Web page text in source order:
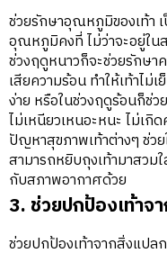
ช่วยรักษาอุณหภูมิของเท้า เ
อุณหภูมิคงที่ ไม่ว่าจะอยู่ใน
ช่วงฤดูหนาวก็จะช่วยรักษ
เสียความร้อน ทำให้เท้าไม่
ง่าย หรือในช่วงฤดูร้อนก็ช่ว
ไม่เหนียวเหนอะหนะ ไม่เ
ปัญหาสุขภาพเท้าต่างๆ ช่ว
สามารถหยิบถุงเท้ามาสวม
กับสภาพอากาศด้วย
3. ช่วยปกป้องเท้าจ
ช่วยปกป้องเท้าจากสิ่งแปล